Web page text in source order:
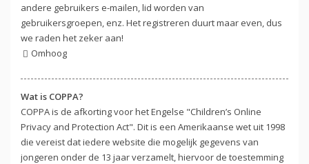
andere gebruikers e-mailen, lid worden van
gebruikersgroepen, enz. Het registreren duurt maar even, dus
we raden het zeker aan!
Omhoog
Wat is COPPA?
COPPA is de afkorting voor het Engelse "Children’s Online
Privacy and Protection Act". Dit is een Amerikaanse wet uit 1998
die vereist dat iedere website die mogelijk gegevens van
jongeren onder de 13 jaar verzamelt, hiervoor de toestemming